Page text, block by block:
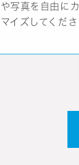
写真を自由にカ
イズしてくださ